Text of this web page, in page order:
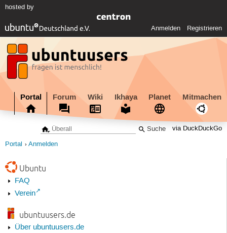
hosted by
Anmelden Registrieren
Portal Forum Wiki Ikhaya Planet Mitmachen
via DuckDuckGo
Portal Anmelden
Ubuntu
FAQ
Verein
ubuntuusers.de
Über ubuntuusers.de